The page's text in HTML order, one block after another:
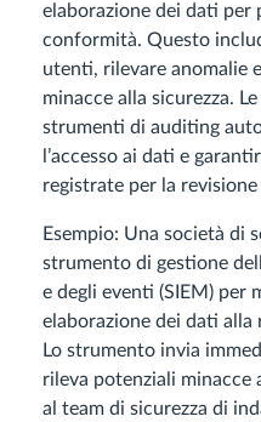
elaborazione dei dati per
conformità. Questo
utenti, rilevare anomalie
minacce alla sicurezza.
strumenti di auditing
l’accesso ai dati e
registrate per la
Esempio: Una società di
strumento di gestione
e degli eventi (SIEM) per
elaborazione dei dati
Lo strumento invia
rileva potenziali minacce
al team di sicurezza di